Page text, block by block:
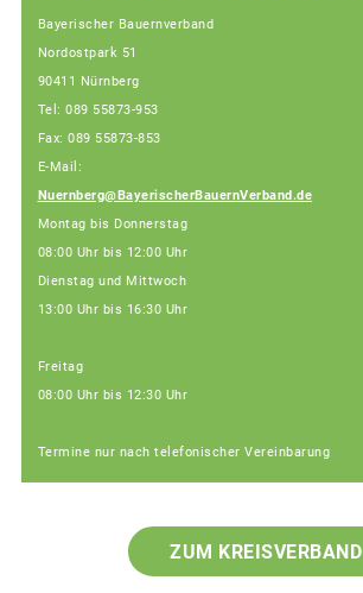
Bayerischer Bauernverband
Nordostpark 51
90411 Nürnberg
Tel: 089 55873-953
Fax: 089 55873-853
E-Mail:
Nuernberg@BayerischerBauernVerband.de
Montag bis Donnerstag
08:00 Uhr bis 12:00 Uhr
Dienstag und Mittwoch
13:00 Uhr bis 16:30 Uhr
Freitag
08:00 Uhr bis 12:30 Uhr
Termine nur nach telefonischer Vereinbarung
ZUM KREISVERBAND